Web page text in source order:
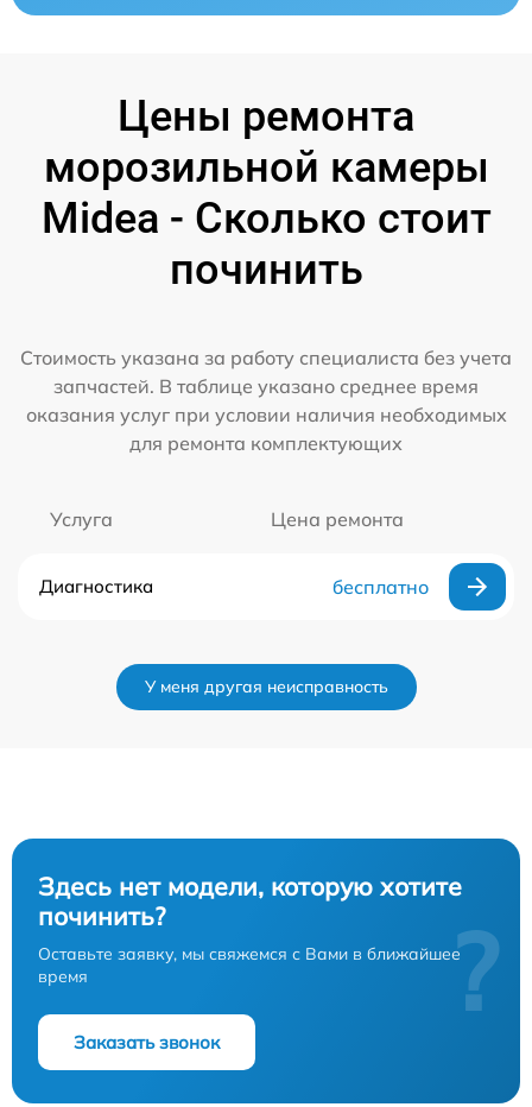
Цены ремонта
морозильной камеры
Midea - Сколько стоит
починить
Стоимость указана за работу специалиста без учета
запчастей. В таблице указано среднее время
оказания услуг при условии наличия необходимых
для ремонта комплектующих
Услуга Цена ремонта
Диагностика бесплатно
У меня другая неисправность
Здесь нет модели, которую хотите
починить?
Оставьте заявку, мы свяжемся с Вами в ближайшее
время
Заказать звонок
?